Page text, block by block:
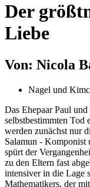
Der
Liebe
Von: Nicola
Nagel und
Das Ehepaar Paul
selbstbestimmten
werden zunächst nur
Salamun - Komponist
spürt der
zu den Eltern fast
intensiver in die Lage
Mathematikers, der